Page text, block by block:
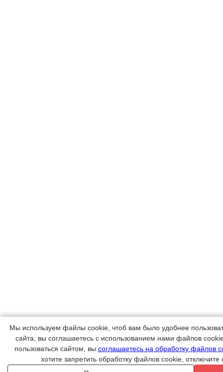
Мы используем файлы cookie, чтоб вам было удобнее
сайта, вы соглашаетесь с использованием нами файлов
пользоваться сайтом, вы соглашаетесь на обработку файлов
хотите запретить обработку файлов cookie,